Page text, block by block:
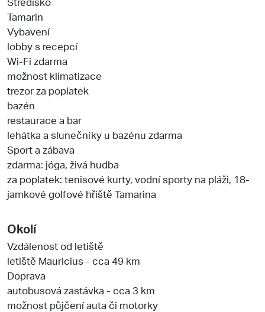
Tamarin
Vybavení
lobby s recepcí
Wi-Fi zdarma
možnost klimatizace
trezor za poplatek
bazén
restaurace a bar
lehátka a slunečníky u bazénu zdarma
Sport a zábava
zdarma: jóga, živá hudba
za poplatek: tenisové kurty, vodní sporty na pláži, 18-
jamkové golfové hřiště Tamarina
Okolí
Vzdálenost od letiště
letiště Mauricius - cca 49 km
Doprava
autobusová zastávka - cca 3 km
možnost půjčení auta či motorky